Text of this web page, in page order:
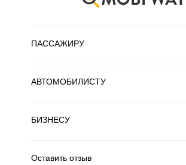
ПАССАЖИРУ
АВТОМОБИЛИСТУ
БИЗНЕСУ
Оставить отзыв